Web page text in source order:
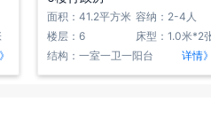
面积：41.2平方米 容纳：2-4人
楼层：6
床型：1.0米*2
结构：一室一卫一阳台
详情